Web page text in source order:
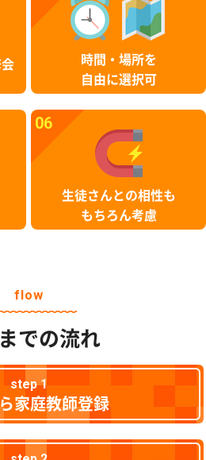
時間・場所を
自由に選択可
06
生徒さんとの相性も
もちろん考慮
flow
での流れ
step 1
家庭教師登録